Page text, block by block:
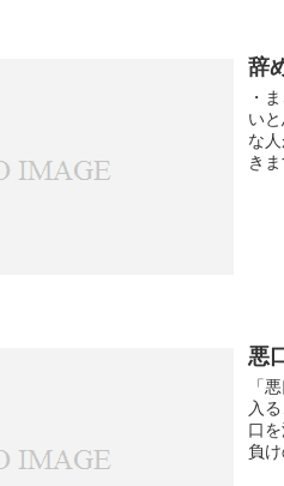
辞
・
い
な
き
悪
「
入
口
負